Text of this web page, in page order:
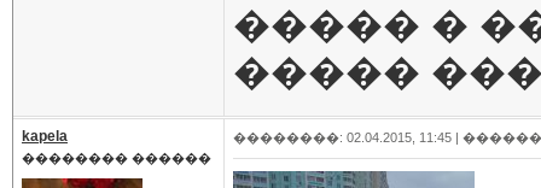
����� �
�����
kapela
�������� ������
��������: 02.04.2015, 11:45 |